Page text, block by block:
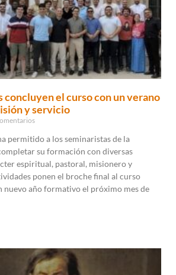
concluyen el curso con un verano
y servicio
permitido a los seminaristas de la
su formación con diversas
espiritual, pastoral, misionero y
ponen el broche final al curso
nuevo año formativo el próximo mes de